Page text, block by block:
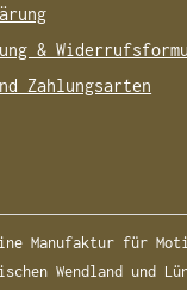
&
Zahlungsarten
Manufaktur für
Wendland und